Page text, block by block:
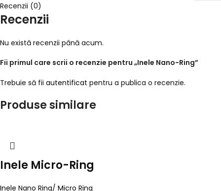
Recenzii (0)
Recenzii
Nu există recenzii până acum.
Fii primul care scrii o recenzie pentru „Inele Nano-Ring”
Trebuie să fii autentificat pentru a publica o recenzie.
Produse similare
Inele Micro-Ring
Inele Nano Ring/ Micro Ring